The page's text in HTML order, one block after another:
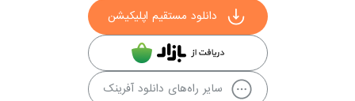
دانلود مستقیم اپلیکیشن
سایر راه‌های دانلود آفرینک